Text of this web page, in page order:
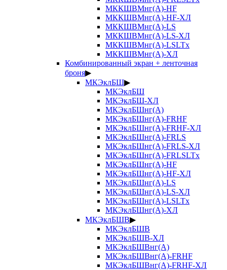
МККШВМнг(А)-HF
МККШВМнг(А)-HF-ХЛ
МККШВМнг(А)-LS
МККШВМнг(А)-LS-ХЛ
МККШВМнг(А)-LSLTx
МККШВМнг(А)-ХЛ
Комбинированный экран + ленточная
броня▶
МКЭклБШ▶
МКЭклБШ
МКЭклБШ-ХЛ
МКЭклБШнг(А)
МКЭклБШнг(А)-FRHF
МКЭклБШнг(А)-FRHF-ХЛ
МКЭклБШнг(А)-FRLS
МКЭклБШнг(А)-FRLS-ХЛ
МКЭклБШнг(А)-FRLSLTx
МКЭклБШнг(А)-HF
МКЭклБШнг(А)-HF-ХЛ
МКЭклБШнг(А)-LS
МКЭклБШнг(А)-LS-ХЛ
МКЭклБШнг(А)-LSLTx
МКЭклБШнг(А)-ХЛ
МКЭклБШВ▶
МКЭклБШВ
МКЭклБШВ-ХЛ
МКЭклБШВнг(А)
МКЭклБШВнг(А)-FRHF
МКЭклБШВнг(А)-FRHF-ХЛ